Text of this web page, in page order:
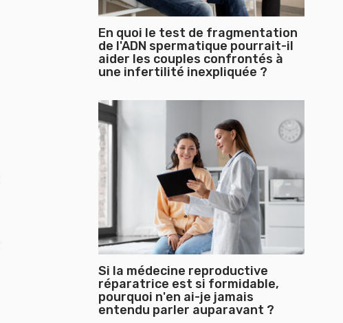
En quoi le test de fragmentation
de l'ADN spermatique pourrait-il
aider les couples confrontés à
une infertilité inexpliquée ?
Si la médecine reproductive
réparatrice est si formidable,
pourquoi n'en ai-je jamais
entendu parler auparavant ?